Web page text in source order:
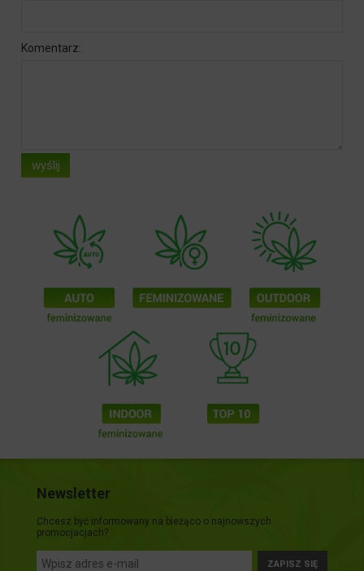
Komentarz:
wyślij
Newsletter
Chcesz być informowany na bieżąco o najnowszych
promocjacjach?
ZAPISZ SIĘ